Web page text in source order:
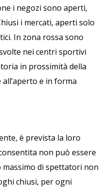
i negozi sono aperti,
i mercati, aperti solo
In zona rossa sono
nei centri sportivi
in prossimità della
e in forma
è prevista la loro
non può essere
massimo di spettatori non
chiusi, per ogni